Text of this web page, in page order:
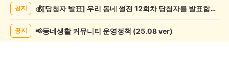
록
공지 💰[당첨자 발표] 우리 동네 썰전 12회차 당첨자를 발표합니다!
공지 📢동네생활 커뮤니티 운영정책 (25.08 ver)